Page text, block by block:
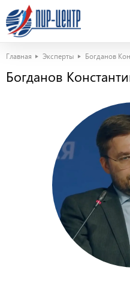
Главная Эксперты Богданов
Богданов